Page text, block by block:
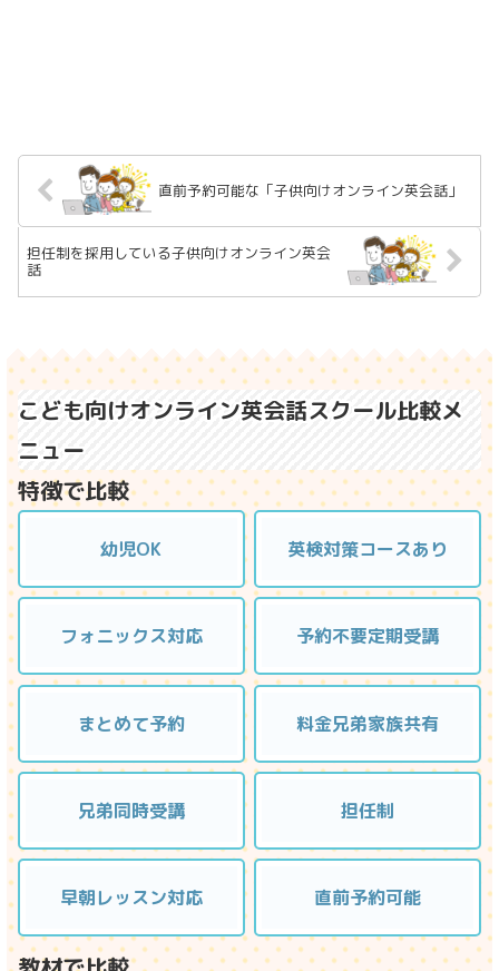
直前予約可能な「子供向けオンライン英会話」
担任制を採用している子供向けオンライン英会
話
こども向けオンライン英会話スクール比較メ
ニュー
特徴で比較
幼児OK 英検対策コースあり
フォニックス対応 予約不要定期受講
まとめて予約 料金兄弟家族共有
兄弟同時受講 担任制
早朝レッスン対応 直前予約可能